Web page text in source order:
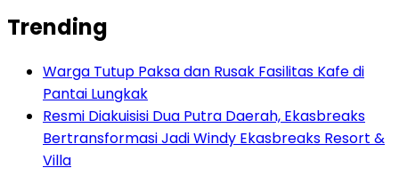
Trending
Warga Tutup Paksa dan Rusak Fasilitas Kafe di
Pantai Lungkak
Resmi Diakuisisi Dua Putra Daerah, Ekasbreaks
Bertransformasi Jadi Windy Ekasbreaks Resort &
Villa